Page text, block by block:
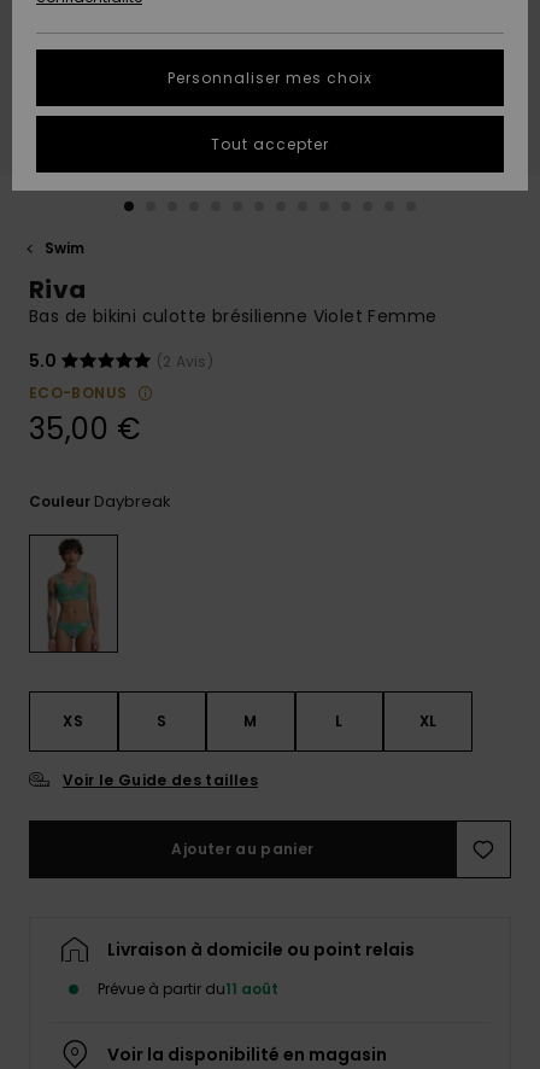
A
Découvrir
A
Découvrir
tailles
à votre
Démarrer
la FAQ
QUIKSILVER
Swim
Riva
Bas de bikini culotte brésilienne Violet Femme
5.0
(2 Avis)
ECO-BONUS
35,00 €
Couleur Daybreak
XS S M L XL
Voir le Guide des tailles
Ajouter au panier
Livraison à domicile ou point relais
Prévue à partir du11 août
Voir la disponibilité en magasin
Personnaliser mes choix
Tout accepter